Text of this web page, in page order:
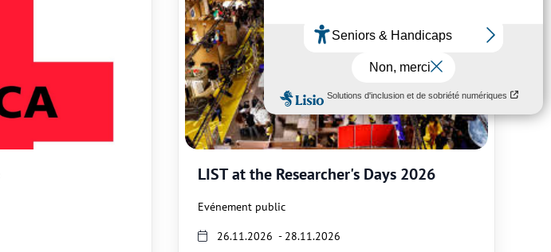
LIST at the Researcher's Days 2026
Evénement public
26.11.2026 - 28.11.2026